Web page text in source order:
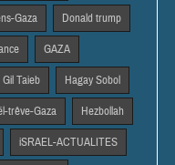
Gaza Donald trump
GAZA
Gil Taieb Hagay Sobol
trêve-Gaza Hezbollah
iSRAEL-ACTUALITES